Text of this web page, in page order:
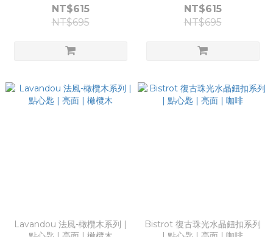
NT$615
NT$695
NT$615
NT$695
Lavandou 法風-橄欖木系列 |
Bistrot 復古珠光水晶鈕扣系列